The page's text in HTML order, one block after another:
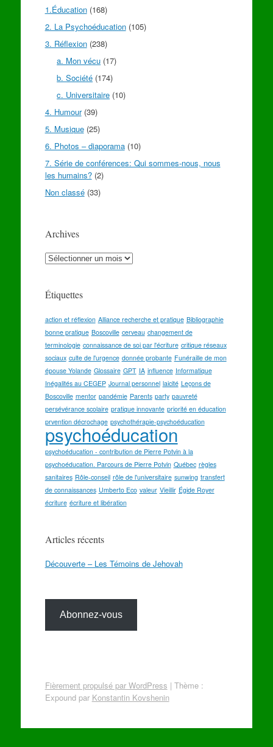
1.Éducation(168)
2. La Psychoéducation(105)
3. Réflexion(238)
a. Mon vécu (17)
b. Société (174)
c. Universitaire (10)
4. Humour(39)
5. Musique(25)
6. Photos – diaporama(10)
7. Série de conférences: Qui sommes-nous, nous
les humains?(2)
Non classé(33)
Archives
Archives
Étiquettes
action et réflexion Alliance recherche et pratique Bibliographie
bonne pratique Boscoville cerveau changement de
terminologie connaissance de soi par l'écriture critique réseaux
sociaux culte de l'urgence donnée probante Funéraille de mon
épouse Yolande Glossaire GPT IA influence Informatique
Inégalités au CEGEP Journal personnel laicité Leçons de
Boscoville mentor pandémie Parents party pauvreté
persévérance scolaire pratique innovante priorité en éducation
prvention décrochage psychothérapie-psychoéducation
psychoéducation
psychoéducation - contribution de Pierre Potvin à la
psychoéducation. Parcours de Pierre Potvin Québec règles
sanitaires Rôle-conseil rôle de l'universitaire sunwing transfert
de connaissances Umberto Eco valeur Vieillir Égide Royer
écriture écriture et libération
Articles récents
Découverte – Les Témoins de Jehovah
Abonnez-vous
Fièrement propulsé par WordPress | Thème :
Expound par Konstantin Kovshenin